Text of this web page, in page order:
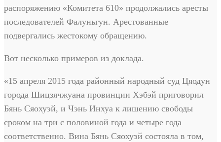
распоряжению «Комитета 610» продолжались аресты
последователей Фалуньгун. Арестованные
подвергались жестокому обращению.
Вот несколько примеров из доклада.
«15 апреля 2015 года районный народный суд Цяодун
города Шицзячжуана провинции Хэбэй приговорил
Бянь Сяохуэй, и Чэнь Инхуа к лишению свободы
сроком на три с половиной года и четыре года
соответственно. Вина Бянь Сяохуэй состояла в том,